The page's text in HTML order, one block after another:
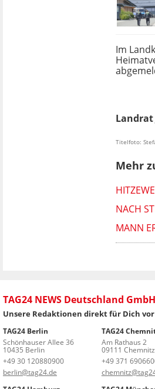
Im
Landrat
Titelfoto:
Mehr
NACH
MANN
TAG24 NEWS Deutschland GmbH
Unsere Redaktionen direkt für Dich
TAG24 Berlin
Schönhauser Allee 36
10435 Berlin
+49 30 120880900
berlin@tag24.de
TAG24
Am Rathaus 2
09111 Chemnitz
+49 371